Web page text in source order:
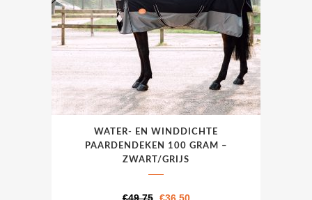
product
WATER- EN WINDDICHTE
PAARDENDEKEN 100 GRAM –
ZWART/GRIJS
Oorspronkelijke
Huidige